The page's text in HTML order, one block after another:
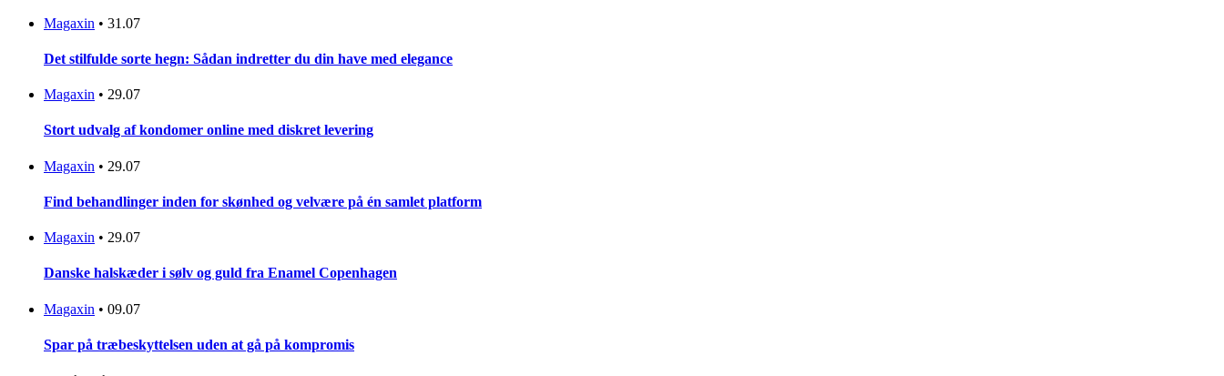
Magaxin • 31.07
Det stilfulde sorte hegn: Sådan indretter du din have med elegance
Magaxin • 29.07
Stort udvalg af kondomer online med diskret levering
Magaxin • 29.07
Find behandlinger inden for skønhed og velvære på én samlet platform
Magaxin • 29.07
Danske halskæder i sølv og guld fra Enamel Copenhagen
Magaxin • 09.07
Spar på træbeskyttelsen uden at gå på kompromis